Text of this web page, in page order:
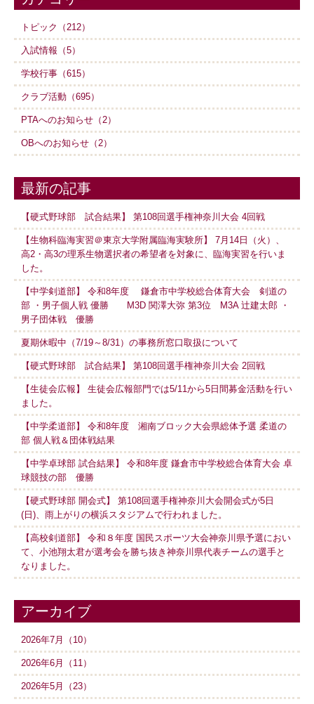
トピック（212）
入試情報（5）
学校行事（615）
クラブ活動（695）
PTAへのお知らせ（2）
OBへのお知らせ（2）
最新の記事
【硬式野球部 試合結果】 第108回選手権神奈川大会 4回戦
【生物科臨海実習＠東京大学附属臨海実験所】 7月14日（火）、
高2・高3の理系生物選択者の希望者を対象に、臨海実習を行いま
した。
【中学剣道部】 令和8年度 鎌倉市中学校総合体育大会 剣道の
部 ・男子個人戦 優勝 M3D 関澤大弥 第3位 M3A 辻建太郎 ・
男子団体戦 優勝
夏期休暇中（7/19～8/31）の事務所窓口取扱について
【硬式野球部 試合結果】 第108回選手権神奈川大会 2回戦
【生徒会広報】 生徒会広報部門では5/11から5日間募金活動を行い
ました。
【中学柔道部】 令和8年度 湘南ブロック大会県総体予選 柔道の
部 個人戦＆団体戦結果
【中学卓球部 試合結果】 令和8年度 鎌倉市中学校総合体育大会 卓
球競技の部 優勝
【硬式野球部 開会式】 第108回選手権神奈川大会開会式が5日
(日)、雨上がりの横浜スタジアムで行われました。
【高校剣道部】 令和８年度 国民スポーツ大会神奈川県予選におい
て、小池翔太君が選考会を勝ち抜き神奈川県代表チームの選手と
なりました。
アーカイブ
2026年7月（10）
2026年6月（11）
2026年5月（23）